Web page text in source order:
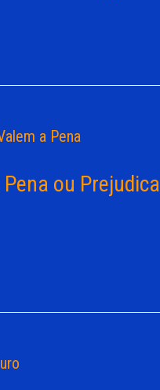
ou Prejudica